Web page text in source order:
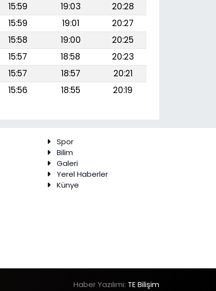
15:59 19:03
20:28
15:59 19:01
20:27
15:58 19:00
20:25
15:57 18:58
20:23
15:57 18:57
20:21
15:56 18:55 20:19
Spor
Bilim
Galeri
Yerel Haberler
Künye
Haber Yazılımı: TE Bilişim